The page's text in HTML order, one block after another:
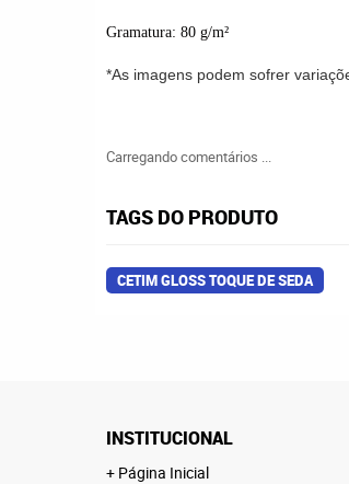
Gramatura: 80 g/m²
*As imagens podem sofrer
Carregando comentários ...
TAGS DO PRODUTO
CETIM GLOSS TOQUE DE SEDA
INSTITUCIONAL
Página Inicial